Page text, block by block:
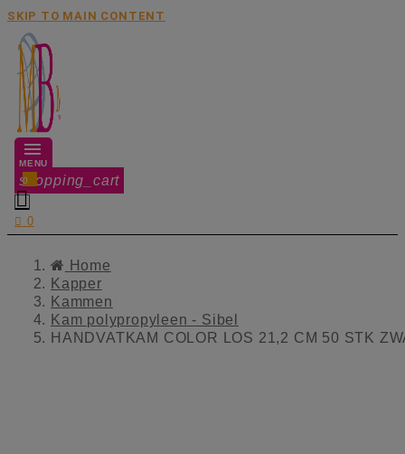
SKIP TO MAIN CONTENT
MENU
shopping_cart
0

 0
Home
Kapper
Kammen
Kam polypropyleen - Sibel
HANDVATKAM COLOR LOS 21,2 CM 50 STK